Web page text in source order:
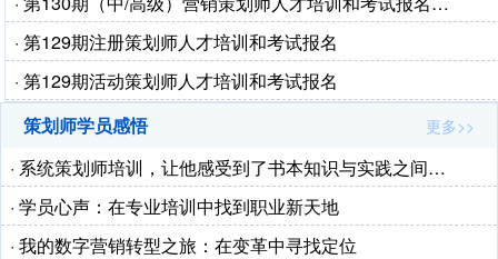
· 第129期注册策划师人才培训和考试报名
· 第129期活动策划师人才培训和考试报名
策划师学员感悟
更多>>
· 系统策划师培训，让他感受到了书本知识与实践之间…
· 学员心声：在专业培训中找到职业新天地
· 我的数字营销转型之旅：在变革中寻找定位